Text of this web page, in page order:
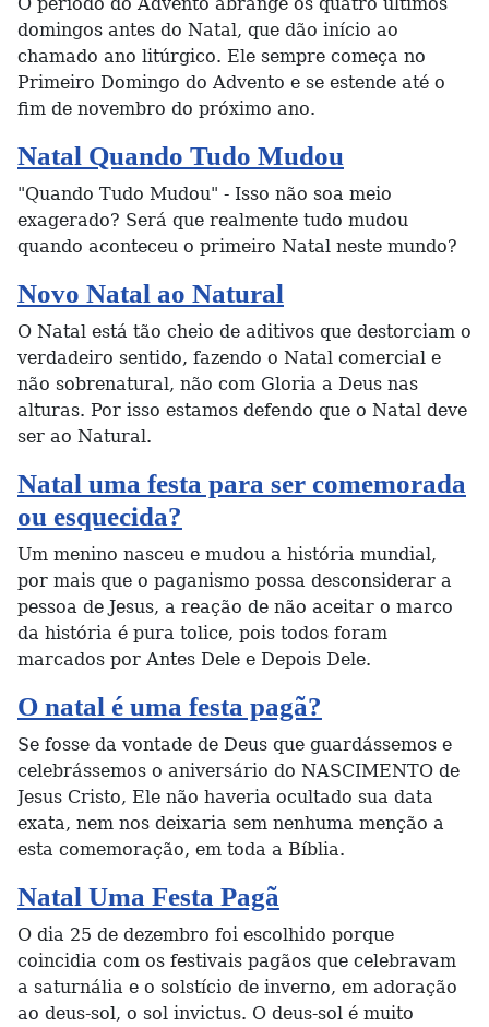
domingos antes do Natal, que dão início ao
chamado ano litúrgico. Ele sempre começa no
Primeiro Domingo do Advento e se estende até o
fim de novembro do próximo ano.
Natal Quando Tudo Mudou
"Quando Tudo Mudou" - Isso não soa meio
exagerado? Será que realmente tudo mudou
quando aconteceu o primeiro Natal neste mundo?
Novo Natal ao Natural
O Natal está tão cheio de aditivos que destorciam o
verdadeiro sentido, fazendo o Natal comercial e
não sobrenatural, não com Gloria a Deus nas
alturas. Por isso estamos defendo que o Natal deve
ser ao Natural.
Natal uma festa para ser comemorada
ou esquecida?
Um menino nasceu e mudou a história mundial,
por mais que o paganismo possa desconsiderar a
pessoa de Jesus, a reação de não aceitar o marco
da história é pura tolice, pois todos foram
marcados por Antes Dele e Depois Dele.
O natal é uma festa pagã?
Se fosse da vontade de Deus que guardássemos e
celebrássemos o aniversário do NASCIMENTO de
Jesus Cristo, Ele não haveria ocultado sua data
exata, nem nos deixaria sem nenhuma menção a
esta comemoração, em toda a Bíblia.
Natal Uma Festa Pagã
O dia 25 de dezembro foi escolhido porque
coincidia com os festivais pagãos que celebravam
a saturnália e o solstício de inverno, em adoração
ao deus-sol, o sol invictus. O deus-sol é muito